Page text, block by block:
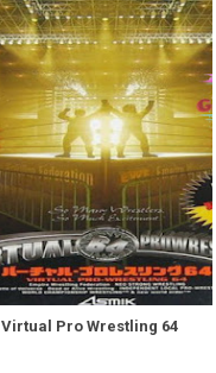
Virtual Pro Wrestling 64